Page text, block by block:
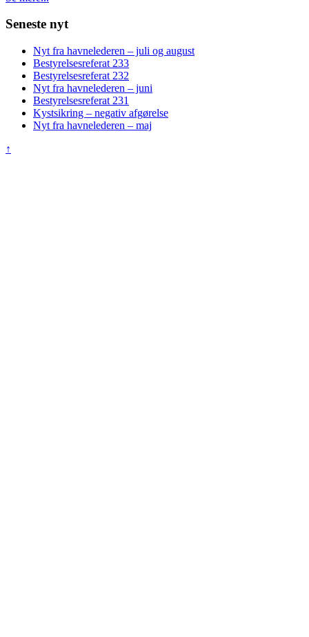
Seneste nyt
Nyt fra havnelederen – juli og august
Bestyrelsesreferat 233
Bestyrelsesreferat 232
Nyt fra havnelederen – juni
Bestyrelsesreferat 231
Kystsikring – negativ afgørelse
Nyt fra havnelederen – maj
↑